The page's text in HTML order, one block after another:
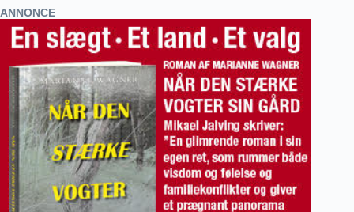
ANNONCE